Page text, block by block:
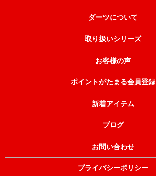
ダーツについて
取り扱いシリーズ
お客様の声
ポイントがたまる会員登録
新着アイテム
ブログ
お問い合わせ
プライバシーポリシー